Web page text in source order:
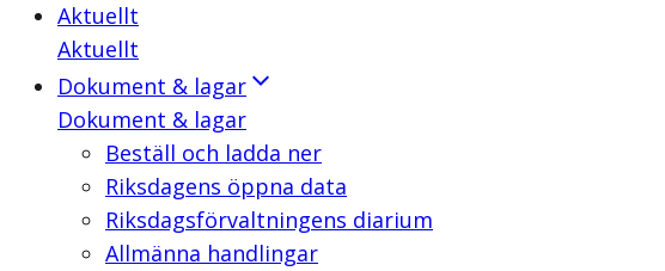
Aktuellt
Aktuellt
Dokument & lagar
Dokument & lagar
Beställ och ladda ner
Riksdagens öppna data
Riksdagsförvaltningens diarium
Allmänna handlingar